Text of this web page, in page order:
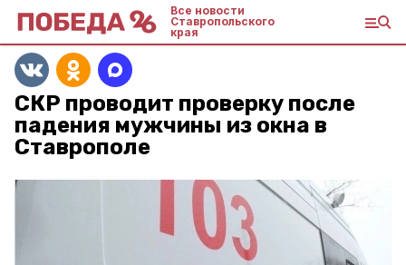
Все новости
Ставропольского
края
СКР проводит проверку после
падения мужчины из окна в
Ставрополе